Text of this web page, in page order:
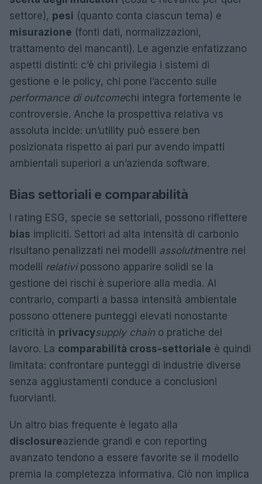
settore), pesi (quanto conta ciascun tema) e
misurazione (fonti dati, normalizzazioni,
trattamento dei mancanti). Le agenzie enfatizzano
aspetti distinti: c’è chi privilegia i sistemi di
gestione e le policy, chi pone l’accento sulle
performance di outcomechi integra fortemente le
controversie. Anche la prospettiva relativa vs
assoluta incide: un’utility può essere ben
posizionata rispetto ai pari pur avendo impatti
ambientali superiori a un’azienda software.
Bias settoriali e comparabilità
I rating ESG, specie se settoriali, possono riflettere
bias impliciti. Settori ad alta intensità di carbonio
risultano penalizzati nei modelli assolutimentre nei
modelli relativipossono apparire solidi se la
gestione dei rischi è superiore alla media. Al
contrario, comparti a bassa intensità ambientale
possono ottenere punteggi elevati nonostante
criticità in privacysupply chain o pratiche del
lavoro. La comparabilità cross-settoriale è quindi
limitata: confrontare punteggi di industrie diverse
senza aggiustamenti conduce a conclusioni
fuorvianti.
Un altro bias frequente è legato alla
disclosureaziende grandi e con reporting
avanzato tendono a essere favorite se il modello
premia la completezza informativa. Ciò non implica